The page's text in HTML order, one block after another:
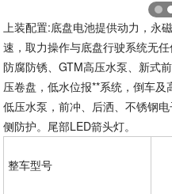
上装配置:底盘电池提供动力，永
速，取力操作与底盘行驶系统无
防腐防锈、GTM高压水泵、新式
压卷盘，低水位报**系统，倒车
低压水泵，前冲、后洒、不锈钢
侧防护。尾部LED箭头灯。
整车型号